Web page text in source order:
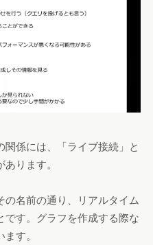
関係には、「ライブ接続」と
ります。
の名前の通り、リアルタイム
です。グラフを作成する際な
す。